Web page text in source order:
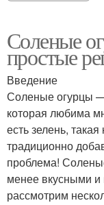
Соленые
простые
Введение
Соленые огурцы —
которая любима
есть зелень,
традиционно
проблема!
менее вкусными
рассмотрим